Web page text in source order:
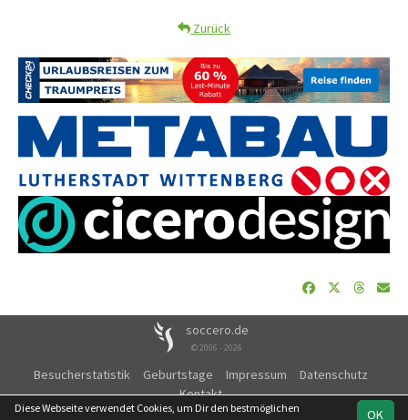
Zurück
soccero.de
© 2006 - 2026
Besucherstatistik Geburtstage Impressum
Datenschutz
Kontakt
OK
Diese Webseite verwendet Cookies, um Dir den bestmöglichen